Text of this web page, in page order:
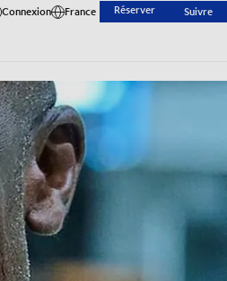
Connexion France Réserver Suivre